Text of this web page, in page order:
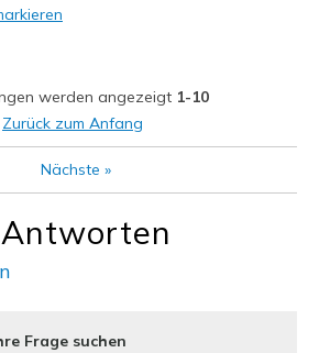
Feels true to size
werden angezeigt 1-10
Zurück zum Anfang
Nächste »
Frage suchen